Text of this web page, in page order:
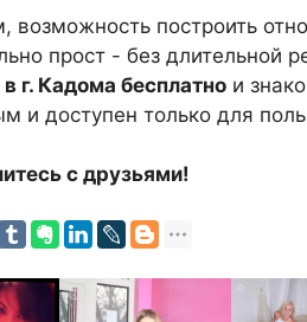
построить
прост - без длительной
г. Кадома бесплатнои
и доступен только для
с друзьями!